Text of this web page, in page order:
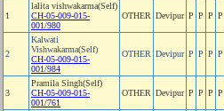
1
lalita vishwakarma(Self)
CH-05-009-015-
001/980
OTHER Devipur P P P P
2
Kalwati
Vishwakarma(Self)
CH-05-009-015-
001/984
OTHER Devipur P P P P
3
Pramila Singh(Self)
CH-05-009-015-
001/761
OTHER Devipur P P P P